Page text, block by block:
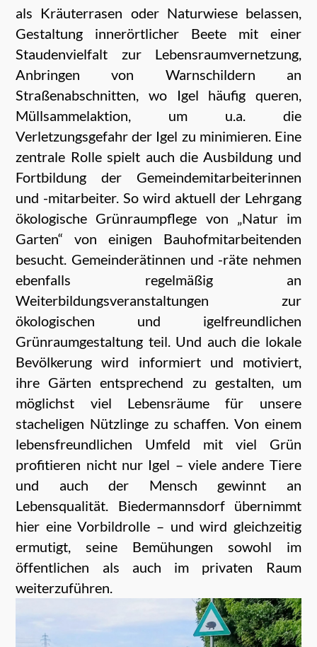
als Kräuterrasen oder Naturwiese belassen,
Gestaltung innerörtlicher Beete mit einer
Staudenvielfalt zur Lebensraumvernetzung,
Anbringen von Warnschildern an
Straßenabschnitten, wo Igel häufig queren,
Müllsammelaktion, um u.a. die
Verletzungsgefahr der Igel zu minimieren. Eine
zentrale Rolle spielt auch die Ausbildung und
Fortbildung der Gemeindemitarbeiterinnen
und -mitarbeiter. So wird aktuell der Lehrgang
ökologische Grünraumpflege von „Natur im
Garten“ von einigen Bauhofmitarbeitenden
besucht. Gemeinderätinnen und -räte nehmen
ebenfalls regelmäßig an
Weiterbildungsveranstaltungen zur
ökologischen und igelfreundlichen
Grünraumgestaltung teil. Und auch die lokale
Bevölkerung wird informiert und motiviert,
ihre Gärten entsprechend zu gestalten, um
möglichst viel Lebensräume für unsere
stacheligen Nützlinge zu schaffen. Von einem
lebensfreundlichen Umfeld mit viel Grün
profitieren nicht nur Igel – viele andere Tiere
und auch der Mensch gewinnt an
Lebensqualität. Biedermannsdorf übernimmt
hier eine Vorbildrolle – und wird gleichzeitig
ermutigt, seine Bemühungen sowohl im
öffentlichen als auch im privaten Raum
weiterzuführen.